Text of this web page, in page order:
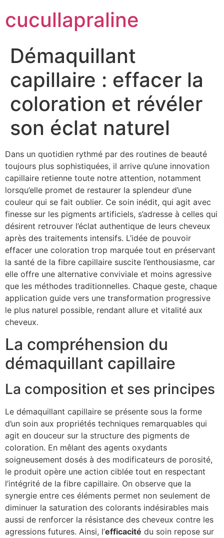
cucullapraline
Démaquillant
capillaire : effacer la
coloration et révéler
son éclat naturel
Dans un quotidien rythmé par des routines de beauté
toujours plus sophistiquées, il arrive qu’une innovation
capillaire retienne toute notre attention, notamment
lorsqu’elle promet de restaurer la splendeur d’une
couleur qui se fait oublier. Ce soin inédit, qui agit avec
finesse sur les pigments artificiels, s’adresse à celles qui
désirent retrouver l’éclat authentique de leurs cheveux
après des traitements intensifs. L’idée de pouvoir
effacer une coloration trop marquée tout en préservant
la santé de la fibre capillaire suscite l’enthousiasme, car
elle offre une alternative conviviale et moins agressive
que les méthodes traditionnelles. Chaque geste, chaque
application guide vers une transformation progressive
le plus naturel possible, rendant allure et vitalité aux
cheveux.
La compréhension du
démaquillant capillaire
La composition et ses principes
Le démaquillant capillaire se présente sous la forme
d’un soin aux propriétés techniques remarquables qui
agit en douceur sur la structure des pigments de
coloration. En mêlant des agents oxydants
soigneusement dosés à des modificateurs de porosité,
le produit opère une action ciblée tout en respectant
l’intégrité de la fibre capillaire. On observe que la
synergie entre ces éléments permet non seulement de
diminuer la saturation des colorants indésirables mais
aussi de renforcer la résistance des cheveux contre les
agressions futures. Ainsi, l’efficacité du soin repose sur